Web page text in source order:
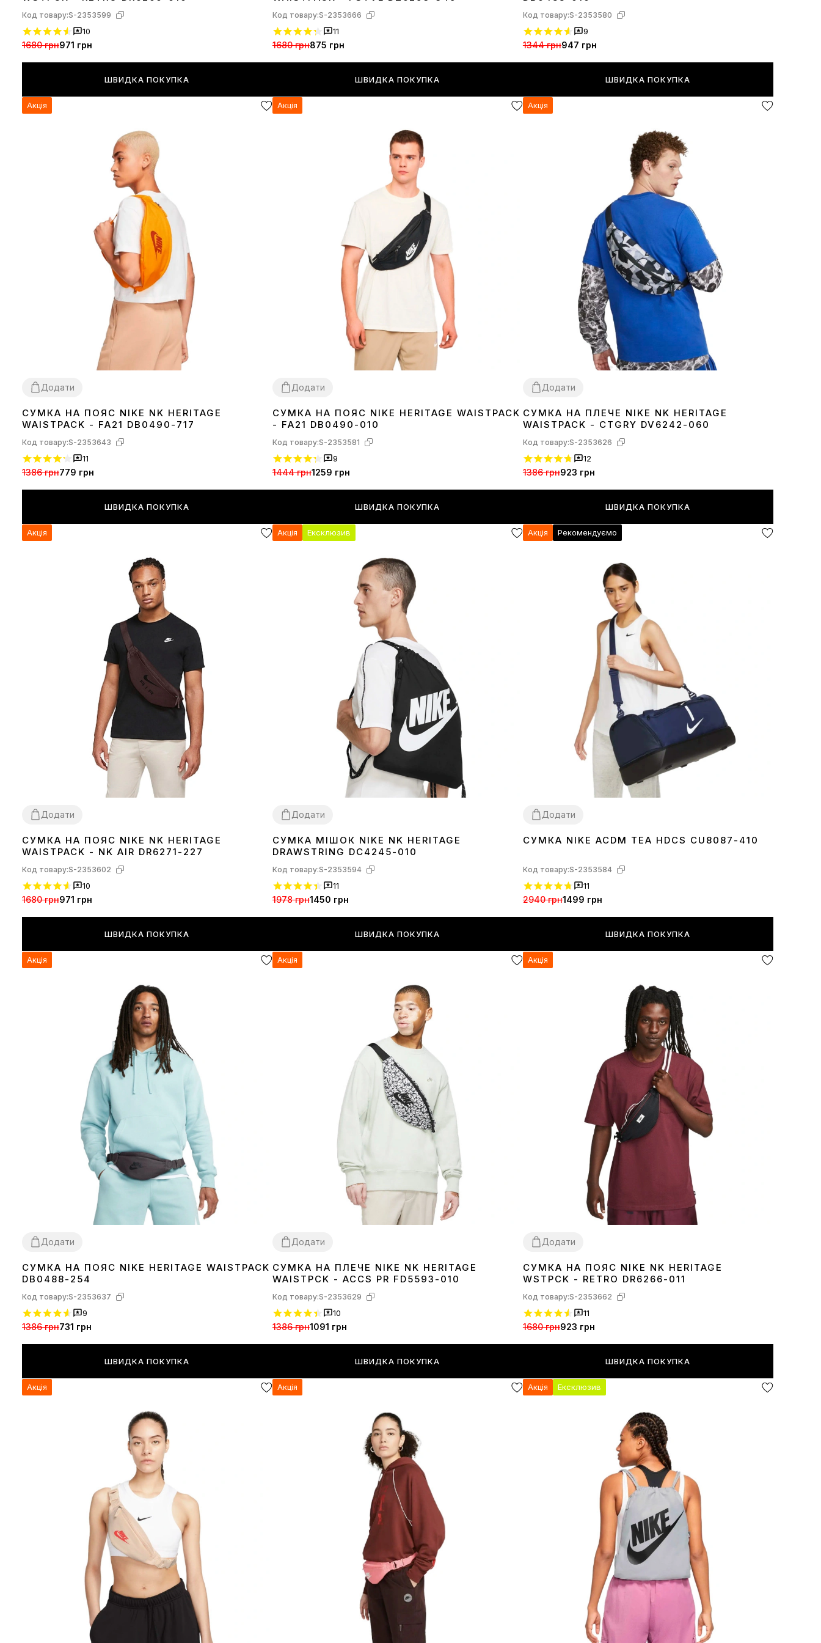
Код товару:S-2353599
10
1680 грн971 грн
ШВИДКА ПОКУПКА
Код товару:S-2353666
11
1680 грн875 грн
ШВИДКА ПОКУПКА
Код товару:S-2353580
9
1344 грн947 грн
ШВИДКА ПОКУПКА
Акція
Додати
1SIZE
СУМКА НА ПОЯС NIKE NK HERITAGE
WAISTPACK - FA21 DB0490-717
Код товару:S-2353643
11
1386 грн779 грн
ШВИДКА ПОКУПКА
Акція
Додати
1SIZE
СУМКА НА ПОЯС NIKE HERITAGE WAISTPACK
- FA21 DB0490-010
Код товару:S-2353581
9
1444 грн1259 грн
ШВИДКА ПОКУПКА
Акція
Додати
1SIZE
СУМКА НА ПЛЕЧЕ NIKE NK HERITAGE
WAISTPACK - CTGRY DV6242-060
Код товару:S-2353626
12
1386 грн923 грн
ШВИДКА ПОКУПКА
Акція
Додати
1SIZE
СУМКА НА ПОЯС NIKE NK HERITAGE
WAISTPACK - NK AIR DR6271-227
Код товару:S-2353602
10
1680 грн971 грн
ШВИДКА ПОКУПКА
Акція Ексклюзив
Додати
1SIZE
СУМКА МІШОК NIKE NK HERITAGE
DRAWSTRING DC4245-010
Код товару:S-2353594
11
1978 грн1450 грн
ШВИДКА ПОКУПКА
Акція Рекомендуємо
Додати
1SIZE
СУМКА NIKE ACDM TEA HDCS CU8087-410
Код товару:S-2353584
11
2940 грн1499 грн
ШВИДКА ПОКУПКА
Акція
Додати
1SIZE
СУМКА НА ПОЯС NIKE HERITAGE WAISTPACK
DB0488-254
Код товару:S-2353637
9
1386 грн731 грн
ШВИДКА ПОКУПКА
Акція
Додати
1SIZE
СУМКА НА ПЛЕЧЕ NIKE NK HERITAGE
WAISTPCK - ACCS PR FD5593-010
Код товару:S-2353629
10
1386 грн1091 грн
ШВИДКА ПОКУПКА
Акція
Додати
1SIZE
СУМКА НА ПОЯС NIKE NK HERITAGE
WSTPCK - RETRO DR6266-011
Код товару:S-2353662
11
1680 грн923 грн
ШВИДКА ПОКУПКА
Акція Акція Акція Ексклюзив